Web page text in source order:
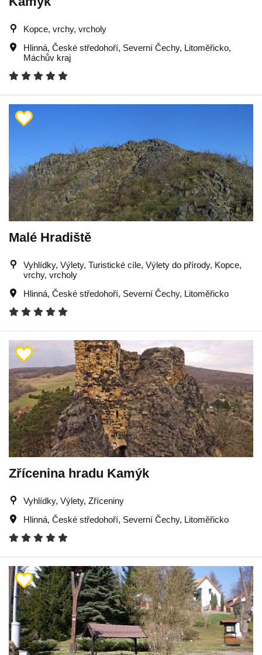
Kopce, vrchy, vrcholy
Hlinná, České středohoří, Severní Čechy, Litoměřicko,
Máchův kraj
Malé Hradiště
Vyhlídky, Výlety, Turistické cíle, Výlety do přírody, Kopce,
vrchy, vrcholy
Hlinná, České středohoří, Severní Čechy, Litoměřicko
Zřícenina hradu Kamýk
Vyhlídky, Výlety, Zříceniny
Hlinná, České středohoří, Severní Čechy, Litoměřicko